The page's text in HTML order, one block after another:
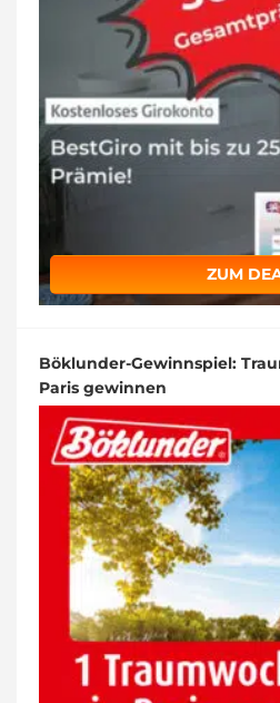
ZUM
Böklunder-Gewinnspiel:
Paris gewinnen